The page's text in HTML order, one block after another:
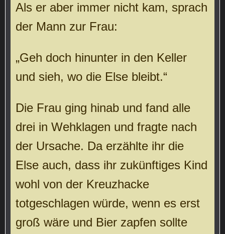
Als er aber immer nicht kam, sprach
der Mann zur Frau:
„Geh doch hinunter in den Keller
und sieh, wo die Else bleibt.“
Die Frau ging hinab und fand alle
drei in Wehklagen und fragte nach
der Ursache. Da erzählte ihr die
Else auch, dass ihr zukünftiges Kind
wohl von der Kreuzhacke
totgeschlagen würde, wenn es erst
groß wäre und Bier zapfen sollte